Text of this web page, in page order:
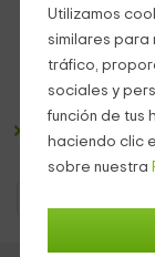
Utilizamos
similares para
tráfico,
sociales y
función de tus
haciendo clic
sobre nuestra
de una
cojines y del
para 2
esta planta
ducha.
Si viajáis con